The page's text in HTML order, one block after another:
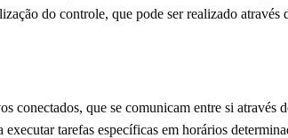
do controle, que pode ser realizado através
conectados, que se comunicam entre si através
tarefas específicas em horários